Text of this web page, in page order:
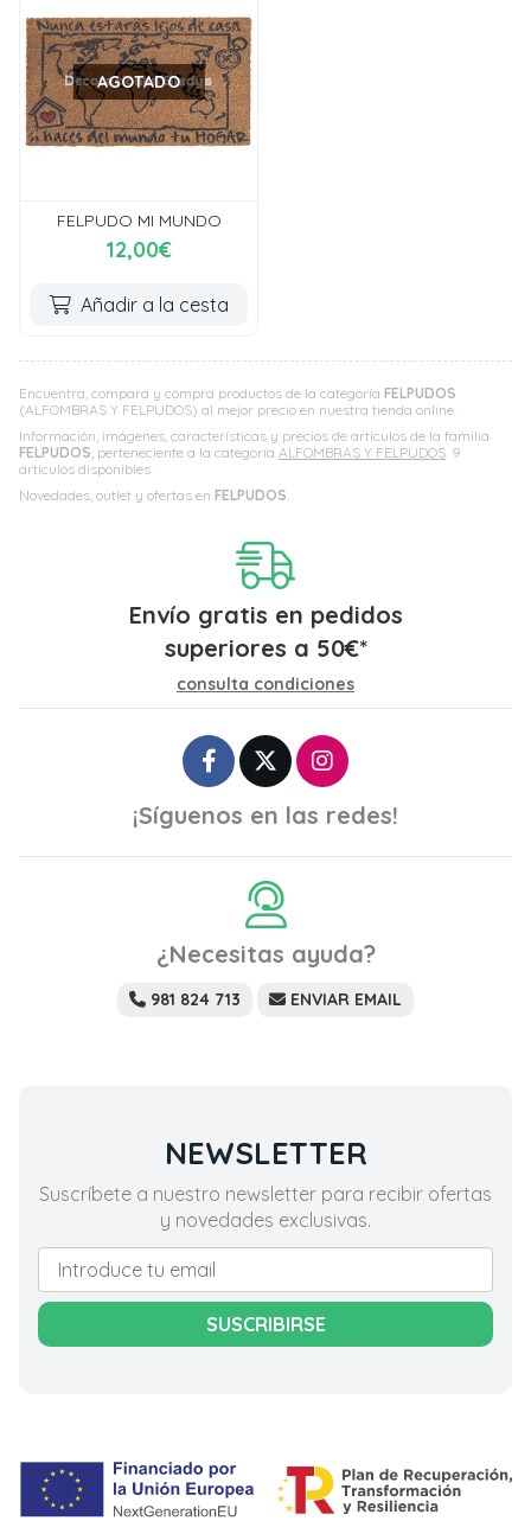
Encuentra, compara y compra productos de la categoría FELPUDOS
(ALFOMBRAS Y FELPUDOS) al mejor precio en nuestra tienda online.
Información, imágenes, características y precios de artículos de la familia
FELPUDOS, perteneciente a la categoría ALFOMBRAS Y FELPUDOS. 9
artículos disponibles.
Novedades, outlet y ofertas en FELPUDOS.
AGOTADO
FELPUDO MI MUNDO
12,00€
Añadir a la cesta
Envío gratis en pedidos
superiores a 50€*
consulta condiciones
¡Síguenos en las redes!
¿Necesitas ayuda?
981 824 713 ENVIAR EMAIL
NEWSLETTER
Suscríbete a nuestro newsletter para recibir ofertas
y novedades exclusivas.
SUSCRIBIRSE